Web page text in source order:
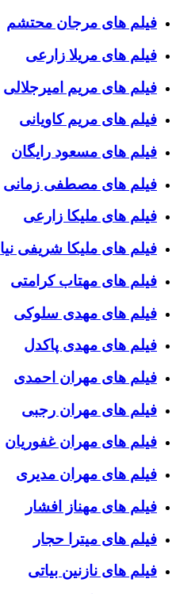
فیلم های مرجان محتشم
فیلم های مریلا زارعی
فیلم های مریم امیرجلالی
فیلم های مریم کاویانی
فیلم های مسعود رایگان
فیلم های مصطفی زمانی
فیلم های ملیکا زارعی
فیلم های ملیکا شریفی نیا
فیلم های مهتاب کرامتی
فیلم های مهدی سلوکی
فیلم های مهدی پاکدل
فیلم های مهران احمدی
فیلم های مهران رجبی
فیلم های مهران غفوریان
فیلم های مهران مدیری
فیلم های مهناز افشار
فیلم های میترا حجار
فیلم های نازنین بیاتی